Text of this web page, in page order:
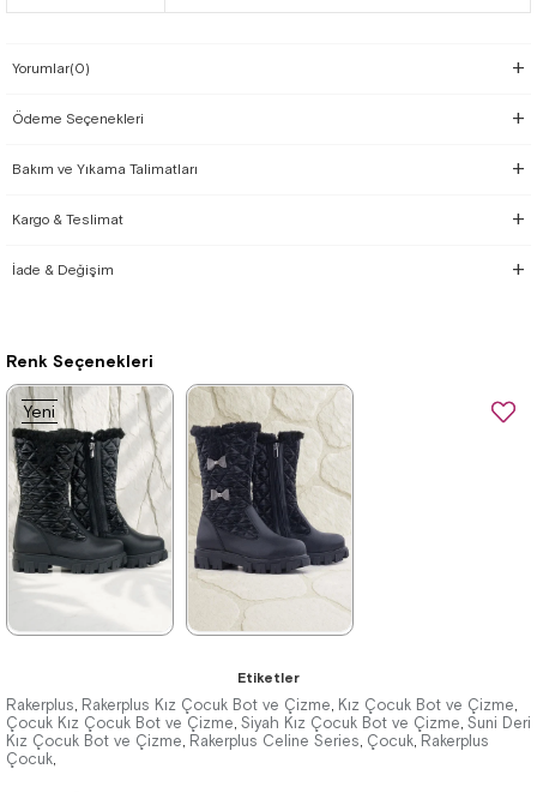
Yorumlar(0)
Ödeme Seçenekleri
Bakım ve Yıkama Talimatları
Kargo & Teslimat
İade & Değişim
Renk Seçenekleri
2.049,90 ₺
3.519,90 ₺
Yeni
Ürün
★ ★ ★
2.049,90 ₺
3.519,90 ₺
Etiketler
Rakerplus, Rakerplus Kız Çocuk Bot ve Çizme, Kız Çocuk Bot ve Çizme,
Çocuk Kız Çocuk Bot ve Çizme, Siyah Kız Çocuk Bot ve Çizme, Suni Deri
Kız Çocuk Bot ve Çizme, Rakerplus Celine Series, Çocuk, Rakerplus
Çocuk,